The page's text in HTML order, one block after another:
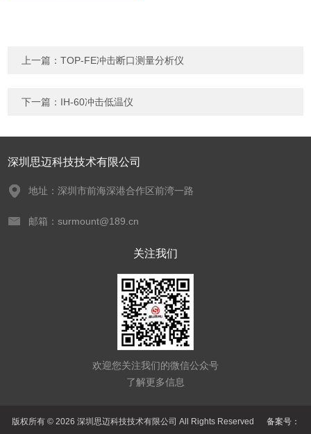
上一篇：TOP-FE冲击断口测量分析仪
下一篇： IH-60冲击低温仪
深圳思迈科技技术有限公司
地址：深圳市前海深港合作区前湾一路
邮箱：surmount@189.cn
关注我们
欢迎您关注我们的微信公众号
了解更多信息
版权所有 © 2026 深圳思迈科技技术有限公司 All Rights Reserved 备案号：